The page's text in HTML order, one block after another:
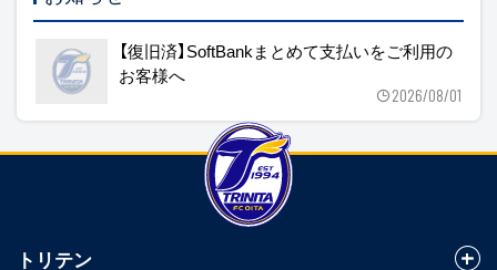
【復旧済】SoftBankまとめて支払いをご利用の
お客様へ
2026/08/01
トリテン